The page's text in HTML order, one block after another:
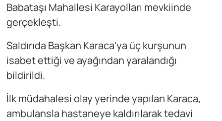
Babataşı Mahallesi Karayolları mevkiinde
gerçekleşti.
Saldırıda Başkan Karaca'ya üç kurşunun
isabet ettiği ve ayağından yaralandığı
bildirildi.
İlk müdahalesi olay yerinde yapılan Karaca,
ambulansla hastaneye kaldırılarak tedavi